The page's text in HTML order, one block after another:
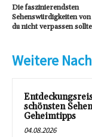
Die faszinierendsten
Sehenswürdigkeiten von
du nicht verpassen
Weitere
schönsten
Geheimtipps
04.08.2026